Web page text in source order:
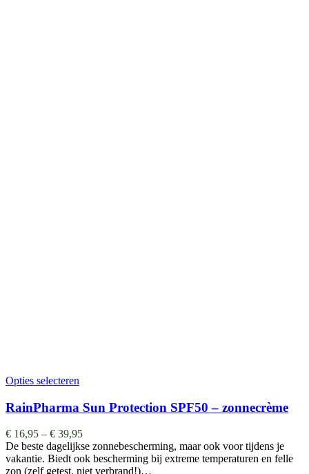
Opties selecteren
RainPharma Sun Protection SPF50 – zonnecrème
€ 16,95 – € 39,95
De beste dagelijkse zonnebescherming, maar ook voor tijdens je
vakantie. Biedt ook bescherming bij extreme temperaturen en felle
zon (zelf getest, niet verbrand!)…